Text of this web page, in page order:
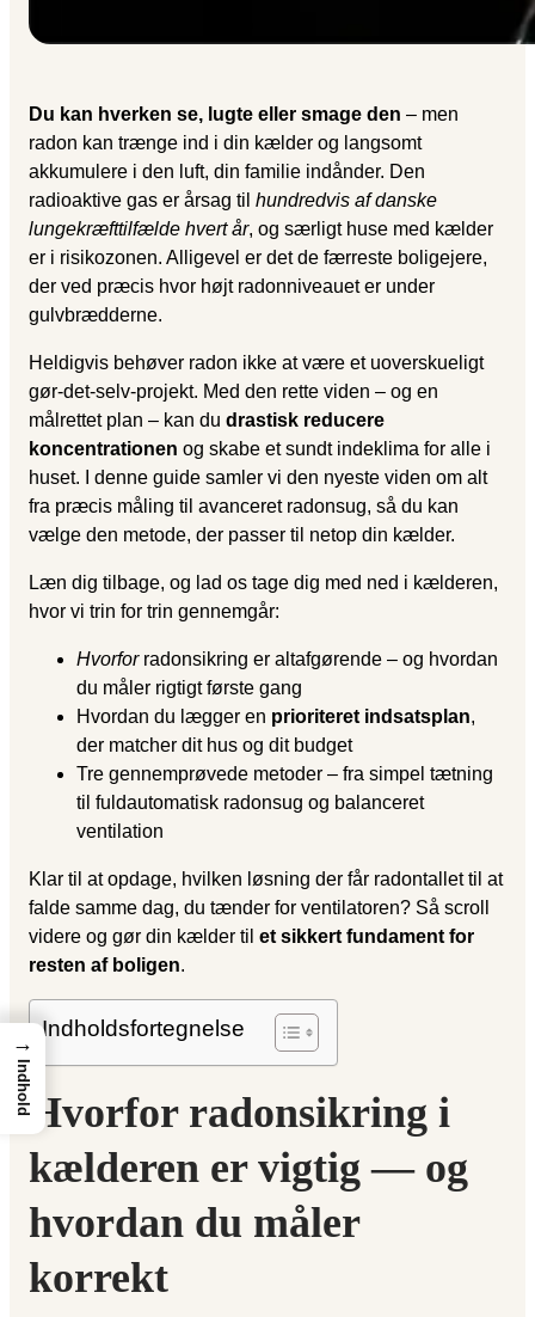
Du kan hverken se, lugte eller smage den – men
radon kan trænge ind i din kælder og langsomt
akkumulere i den luft, din familie indånder. Den
radioaktive gas er årsag til hundredvis af danske
lungekræfttilfælde hvert år, og særligt huse med kælder
er i risikozonen. Alligevel er det de færreste boligejere,
der ved præcis hvor højt radonniveauet er under
gulvbrædderne.
Heldigvis behøver radon ikke at være et uoverskueligt
gør-det-selv-projekt. Med den rette viden – og en
målrettet plan – kan du drastisk reducere
koncentrationen og skabe et sundt indeklima for alle i
huset. I denne guide samler vi den nyeste viden om alt
fra præcis måling til avanceret radonsug, så du kan
vælge den metode, der passer til netop din kælder.
Læn dig tilbage, og lad os tage dig med ned i kælderen,
hvor vi trin for trin gennemgår:
Hvorforradonsikring er altafgørende – og hvordan
du måler rigtigt første gang
Hvordan du lægger en prioriteret indsatsplan,
der matcher dit hus og dit budget
Tre gennemprøvede metoder – fra simpel tætning
til fuldautomatisk radonsug og balanceret
ventilation
Klar til at opdage, hvilken løsning der får radontallet til at
falde samme dag, du tænder for ventilatoren? Så scroll
videre og gør din kælder til et sikkert fundament for
resten af boligen.
Indholdsfortegnelse
Hvorfor radonsikring i
kælderen er vigtig — og
hvordan du måler
korrekt
→
Indhold